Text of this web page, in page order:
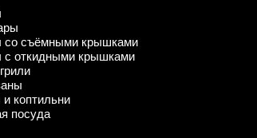
со съёмными крышками
откидными крышками
коптильни
посуда